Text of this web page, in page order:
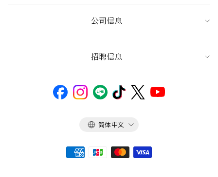
公司信息
招聘信息
语
简体中文